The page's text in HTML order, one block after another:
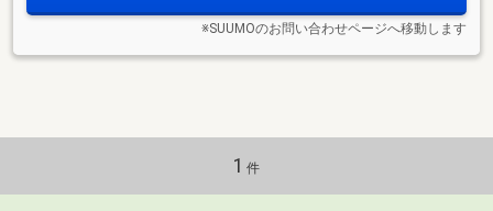
※SUUMOのお問い合わせページへ移動します
1 件